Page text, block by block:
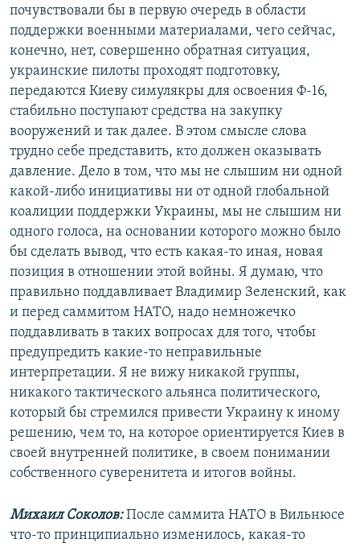
почувствовали бы в первую очередь в области
поддержки военными материалами, чего сейчас,
конечно, нет, совершенно обратная ситуация,
украинские пилоты проходят подготовку,
передаются Киеву симулякры для освоения Ф-16,
стабильно поступают средства на закупку
вооружений и так далее. В этом смысле слова
трудно себе представить, кто должен оказывать
давление. Дело в том, что мы не слышим ни одной
какой-либо инициативы ни от одной глобальной
коалиции поддержки Украины, мы не слышим ни
одного голоса, на основании которого можно было
бы сделать вывод, что есть какая-то иная, новая
позиция в отношении этой войны. Я думаю, что
правильно поддавливает Владимир Зеленский, как
и перед саммитом НАТО, надо немножечко
поддавливать в таких вопросах для того, чтобы
предупредить какие-то неправильные
интерпретации. Я не вижу никакой группы,
никакого тактического альянса политического,
который бы стремился привести Украину к иному
решению, чем то, на которое ориентируется Киев в
своей внутренней политике, в своем понимании
собственного суверенитета и итогов войны.
Михаил Соколов:После саммита НАТО в Вильнюсе
что-то принципиально изменилось, какая-то